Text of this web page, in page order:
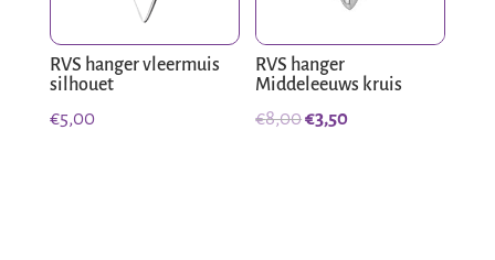
RVS hanger vleermuis
silhouet
€5,00
RVS hanger
Middeleeuws kruis
€8,00Oorspronkelijke
€3,50Huidige